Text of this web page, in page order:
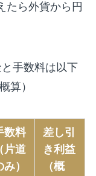
たら外貨から円
手数料は以下
算）
数料
（片道
み）
差し引
き利益
（概